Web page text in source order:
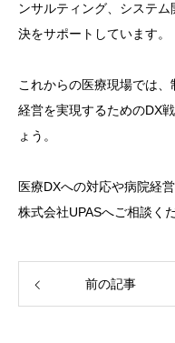
ンサルティング、システ
決をサポートしています。
これからの医療現場では
経営を実現するためのDX
ょう。
医療DXへの対応や病院経
株式会社UPASへご相談く
前の記事